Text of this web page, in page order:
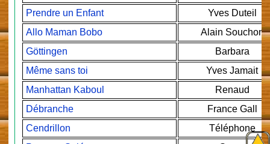
Prendre un Enfant
Yves Duteil
Allo Maman Bobo
Alain Souchon
Göttingen
Barbara
Même sans toi
Yves Jamait
Manhattan Kaboul
Renaud
Débranche
France Gall
Cendrillon
Téléphone